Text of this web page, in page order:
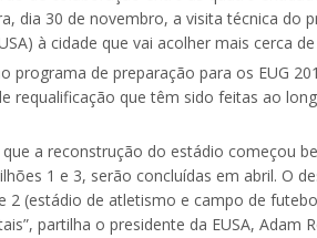
dia 30 de novembro, a visita técnica do
à cidade que vai acolher mais cerca
programa de preparação para os EUG
requalificação que têm sido feitas ao
a reconstrução do estádio começou
1 e 3, serão concluídas em abril. O
2 (estádio de atletismo e campo de
partilha o presidente da EUSA, Adam